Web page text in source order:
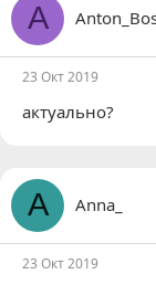
A
23 Окт 2019
актуально?
A Anna_
23 Окт 2019